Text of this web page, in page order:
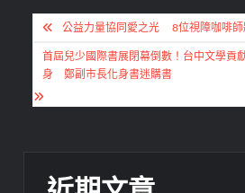
文
章
導
覽
公益力量協同愛之光 8位視障咖啡師
首屆兒少國際書展閉幕倒數！台中文學貢
身 鄭副市長化身書迷購書